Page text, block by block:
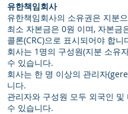
유한책임회사
유한책임회사의 소유권은 지분
최소 자본금은 0원 이며, 자본금
콜론(CRC)으로 표시되어야 합니
회사는 1명의 구성원(지분 소유
수 있습니다.
회사는 한 명 이상의 관리자
니다.
관리자와 구성원 모두 외국인 및
수 있습니다.